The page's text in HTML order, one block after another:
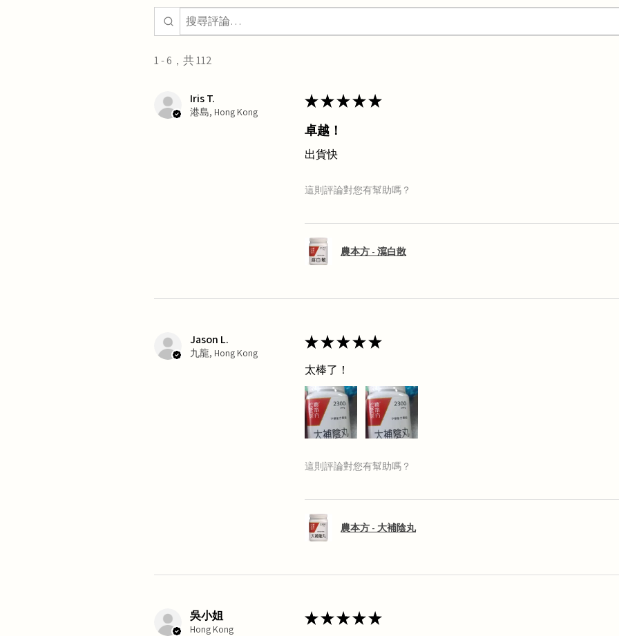
1 - 6，共 112
Iris T.
港島, Hong Kong
★★★★★
卓越！
出貨快
這則評論對您有幫助嗎？
農本方 - 瀉白散
Jason L.
九龍, Hong Kong
★★★★★
太棒了！
這則評論對您有幫助嗎？
農本方 - 大補陰丸
吳小姐
Hong Kong
★★★★★